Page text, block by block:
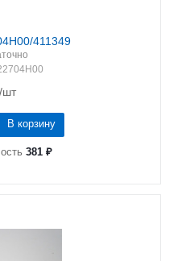
411349
/шт
В корзину
381 ₽